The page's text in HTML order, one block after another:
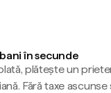
în secunde
plătește un
Fără taxe